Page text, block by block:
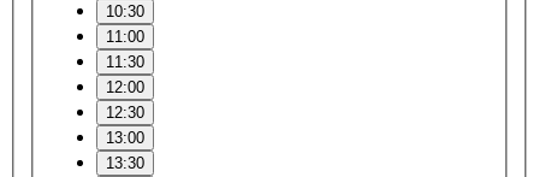
10:30
11:00
11:30
12:00
12:30
13:00
13:30